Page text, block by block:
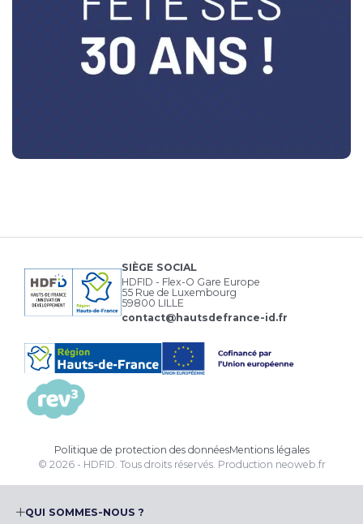
SIÈGE SOCIAL
HDFID - Flex-O Gare Europe
55 Rue de Luxembourg
59800 LILLE
contact@hautsdefrance-id.fr
Politique de protection des donnéesMentions légales
© 2026 - HDFID. Tous droits réservés. Production neoweb.fr
QUI SOMMES-NOUS ?